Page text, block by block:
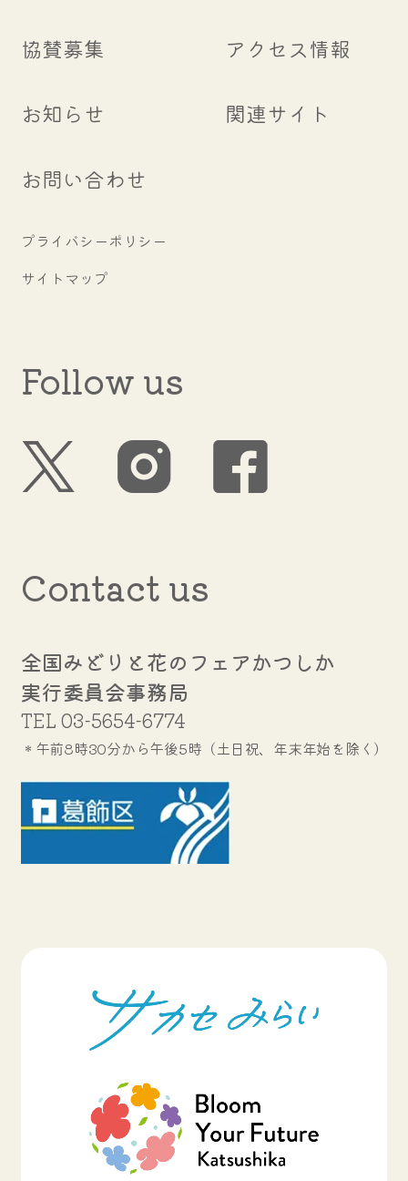
協賛募集 アクセス情報
お知らせ 関連サイト
お問い合わせ
プライバシーポリシー
サイトマップ
Follow us
Contact us
全国みどりと花のフェアかつしか
実行委員会事務局
TEL 03-5654-6774
＊午前8時30分から午後5時（土日祝、年末年始を除く）